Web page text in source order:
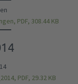
PDF, 308.44 KB
PDF, 29.32 KB